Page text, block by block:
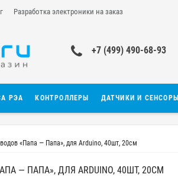
Разработка электроники на заказ
+7 (499) 490-68-93
РЭА КОНТРОЛЛЕРЫ ДАТЧИКИ И СЕНСОРЫ
«Папа — Папа», для Arduino, 40шт, 20см
— ПАПА», ДЛЯ ARDUINO, 40ШТ, 20СМ